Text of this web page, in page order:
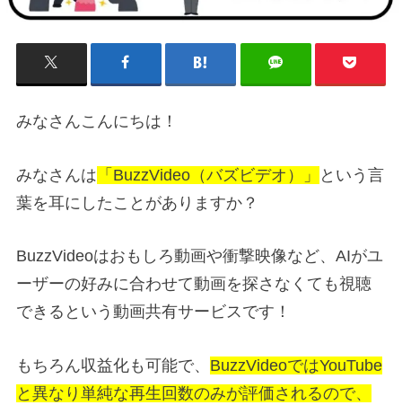
みなさんこんにちは！
みなさんは 「BuzzVideo（バズビデオ）」
という言
葉を耳にしたことがありますか？
BuzzVideoはおもしろ動画や衝撃映像など、AIがユ
ーザーの好みに合わせて動画を探さなくても視聴
できるという動画共有サービスです！
もちろん収益化も可能で、 BuzzVideoではYouTube
と異なり単純な再生回数のみが評価されるので、